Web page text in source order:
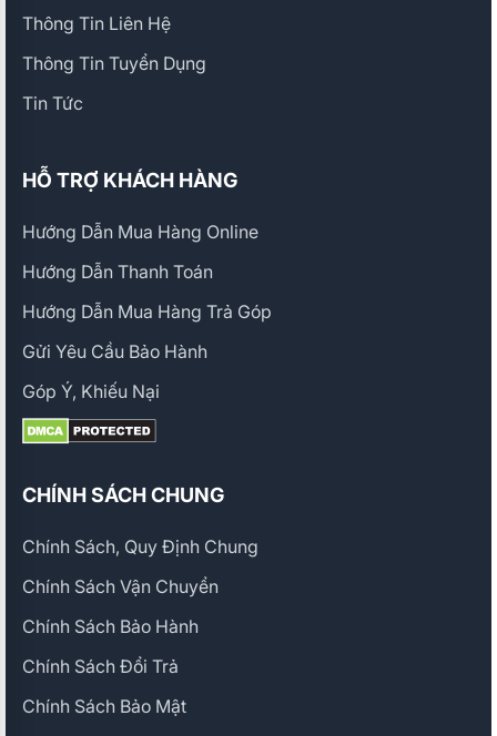
Thông Tin Liên Hệ
Thông Tin Tuyển Dụng
Tin Tức
HỖ TRỢ KHÁCH HÀNG
Hướng Dẫn Mua Hàng Online
Hướng Dẫn Thanh Toán
Hướng Dẫn Mua Hàng Trả Góp
Gửi Yêu Cầu Bảo Hành
Góp Ý, Khiếu Nại
CHÍNH SÁCH CHUNG
Chính Sách, Quy Định Chung
Chính Sách Vận Chuyển
Chính Sách Bảo Hành
Chính Sách Đổi Trả
Chính Sách Bảo Mật